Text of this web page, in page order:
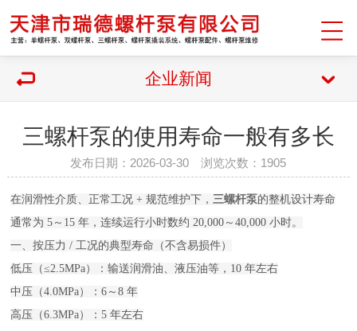
企业新闻
三螺杆泵的使用寿命一般有多长
发布日期：2026-03-30 浏览次数：1905
在润滑性介质、正常工况 + 规范维护下，三螺杆泵的整机设计寿命
通常为 5～15 年，连续运行小时数约 20,000～40,000 小时。
一、按压力 / 工况的典型寿命（不含易损件）
低压（≤2.5MPa）：输送润滑油、液压油等，10 年左右
中压（4.0MPa）：6～8 年
高压（6.3MPa）：5 年左右